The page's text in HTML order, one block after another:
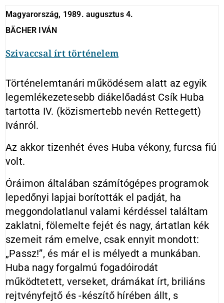
Magyarország, 1989. augusztus 4.
BÄCHER IVÁN
Szivaccsal írt történelem
Történelemtanári működésem alatt az egyik
legemlékezetesebb diákelőadást Csík Huba
tartotta IV. (közismertebb nevén Rettegett)
Ivánról.
Az akkor tizenhét éves Huba vékony, furcsa fiú
volt.
Óráimon általában számítógépes programok
lepedőnyi lapjai borították el padját, ha
meggondolatlanul valami kérdéssel találtam
zaklatni, fölemelte fejét és nagy, ártatlan kék
szemeit rám emelve, csak ennyit mondott:
„Passz!”, és már el is mélyedt a munkában.
Huba nagy forgalmú fogadóirodát
működtetett, verseket, drámákat írt, briliáns
rejtvényfejtő és -készítő hírében állt, s